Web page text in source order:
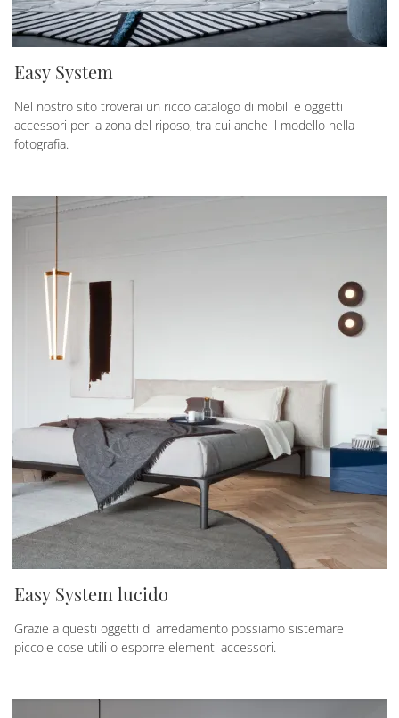
Easy System
Nel nostro sito troverai un ricco catalogo di mobili e oggetti
accessori per la zona del riposo, tra cui anche il modello nella
fotografia.
Easy System lucido
Grazie a questi oggetti di arredamento possiamo sistemare
piccole cose utili o esporre elementi accessori.